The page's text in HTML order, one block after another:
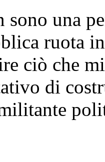
sono una
ruota
ciò che
di